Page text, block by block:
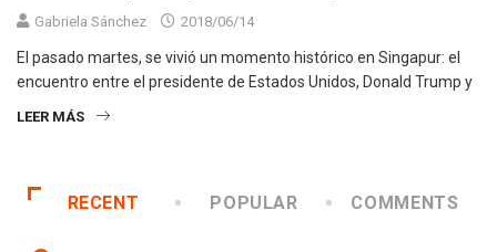
Gabriela Sánchez 2018/06/14
El pasado martes, se vivió un momento histórico en Singapur: el
encuentro entre el presidente de Estados Unidos, Donald Trump y
LEER MÁS
RECENT POPULAR COMMENTS